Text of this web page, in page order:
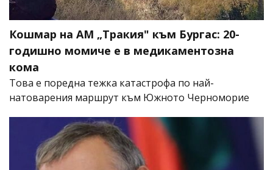
Кошмар на АМ „Тракия" към Бургас: 20-
годишно момиче е в медикаментозна
кома
Това е поредна тежка катастрофа по най-
натоварения маршрут към Южното Черноморие